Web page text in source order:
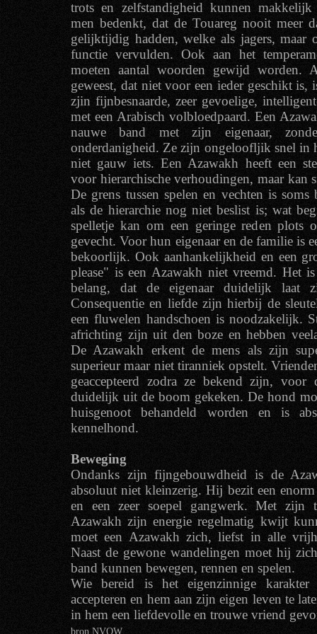
trots en zelfstandigheid kunnen
men bedenkt, dat de Touareg nooit meer
gelijktijdig hadden, welke als jagers, maar
functie vervulden. Ook aan het
moeten aantal woorden gewijd worden.
geweest, dat niet voor een ieder geschikt is,
zjin fijnbesnaarde, zeer gevoelige,
met een Arabisch volbloedpaard. Een
nauwe band met zijn eigenaar,
onderdanigheid. Ze zijn ongeloofljik snel in
niet gauw iets. Een Azawakh heeft een
voor hierarchische verhoudingen, maar kan
De grens tussen spelen en vechten is
als de hierarchie nog niet beslist is; wat
spelletje kan om een geringe reden plots
gevecht. Voor hun eigenaar en de familie is
bekoorlijk. Ook aanhankelijkheid en een
please" is een Azawakh niet vreemd. Het
belang, dat de eigenaar duidelijk laat
Consequentie en liefde zijn hierbij de
een fluwelen handschoen is noodzakelijk.
africhting zijn uit den boze en hebben
De Azawakh erkent de mens als zijn
superieur maar niet tiranniek opstelt.
geaccepteerd zodra ze bekend zijn,
duidelijk uit de boom gekeken. De hond
huisgenoot behandeld worden en is
kennelhond.
Beweging
Ondanks zijn fijngebouwdheid is de
absoluut niet kleinzerig. Hij bezit een
en een zeer soepel gangwerk. Met zijn
Azawakh zijn energie regelmatig kwijt
moet een Azawakh zich, liefst in alle
Naast de gewone wandelingen moet hij
band kunnen bewegen, rennen en spelen.
Wie bereid is het eigenzinnige
accepteren en hem aan zijn eigen leven te
in hem een liefdevolle en trouwe vriend
bron NVOW